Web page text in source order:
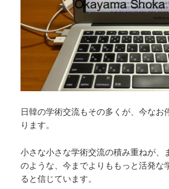
日韓の学術交流もその多くが、今なお
ります。
小さな小さな学術交流の積み重ねが、
のような、今までよりももっと活発な
ると信じています。